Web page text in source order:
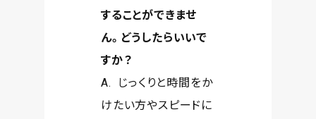
することができませ
ん。どうしたらいいで
すか？
A. じっくりと時間をか
けたい方やスピードに